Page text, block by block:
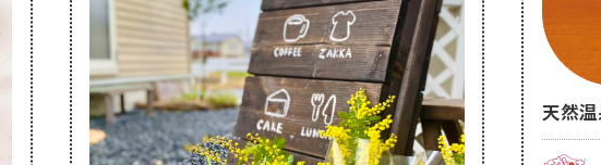
天然